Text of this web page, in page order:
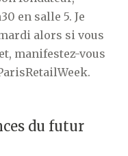
en salle 5. Je
alors si vous
manifestez-vous
du futur